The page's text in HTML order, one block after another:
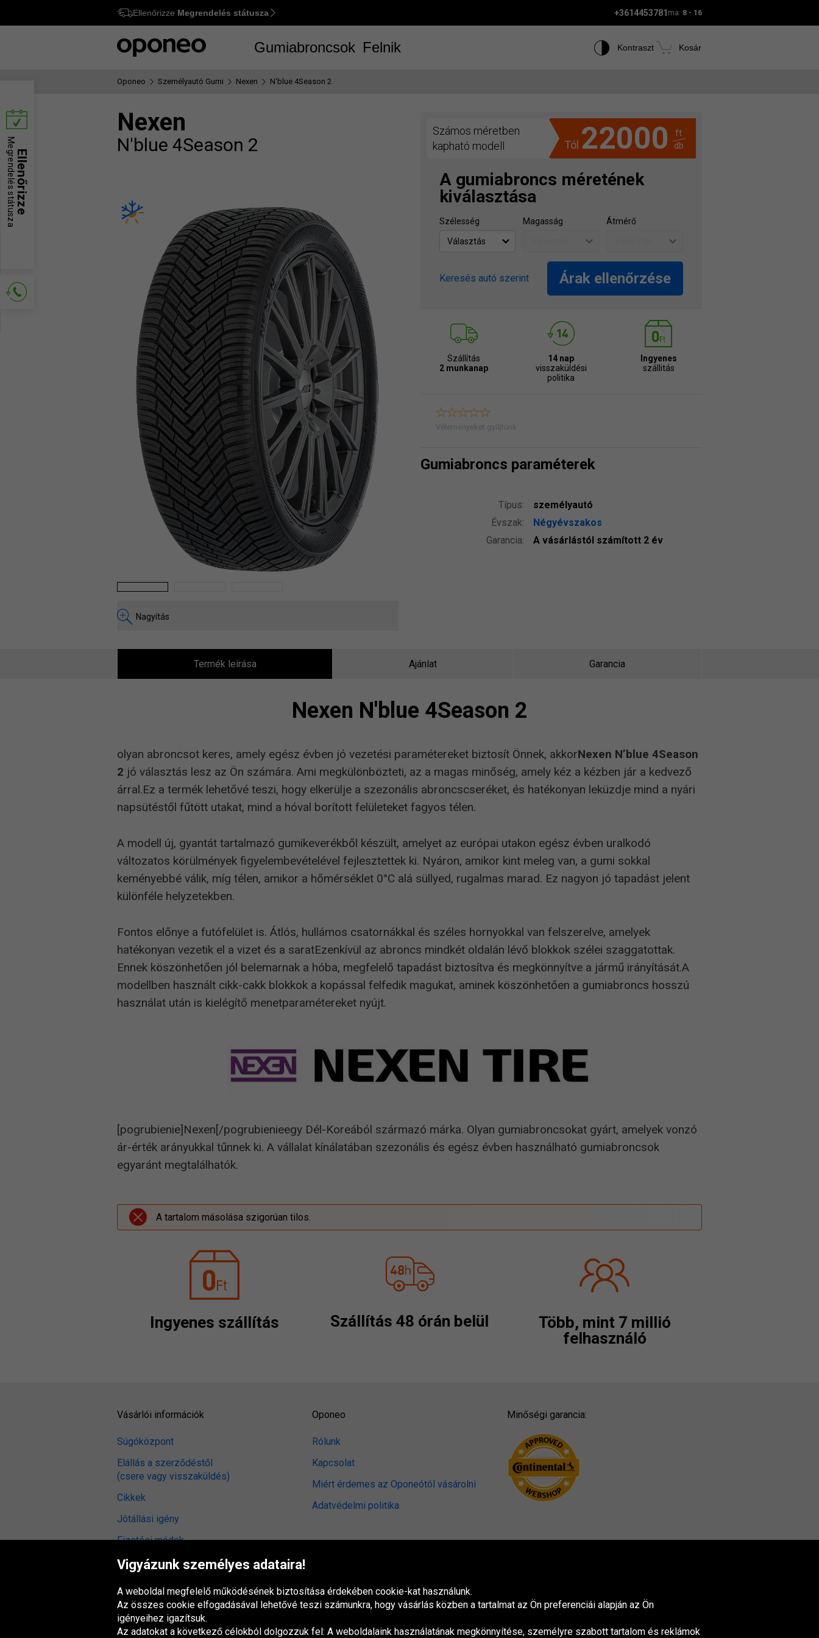
Ctrl M
Ellenőrizze Megrendelés státusza +3614453781 ma: 8 - 16
Gumiabroncsok Felnik Kontraszt Kosár
Oponeo Személyautó Gumi Nexen N'blue 4Season 2
Nexen
N'blue 4Season 2
Nagyítás
Számos méretben
kapható modell
Tól 22000
ft
db
A gumiabroncs méretének
kiválasztása
Szélesség Magasság Átmérő
Keresés autó szerint Árak ellenőrzése
Szállítás
2 munkanap
14 nap
visszaküldési
politika
Ingyenes
szállitás
Véleményeket gyűjtünk
Gumiabroncs paraméterek
Típus:
személyautó
Évszak:
Négyévszakos
Garancia:
A vásárlástól számított 2 év
Termék leírása Ajánlat Garancia
Nexen N'blue 4Season 2
olyan abroncsot keres, amely egész évben jó vezetési paramétereket biztosít Önnek, akkorNexen N’blue 4Season
2 jó választás lesz az Ön számára. Ami megkülönbözteti, az a magas minőség, amely kéz a kézben jár a kedvező
árral.Ez a termék lehetővé teszi, hogy elkerülje a szezonális abroncscseréket, és hatékonyan leküzdje mind a nyári
napsütéstől fűtött utakat, mind a hóval borított felületeket fagyos télen.
A modell új, gyantát tartalmazó gumikeverékből készült, amelyet az európai utakon egész évben uralkodó
változatos körülmények figyelembevételével fejlesztettek ki. Nyáron, amikor kint meleg van, a gumi sokkal
keményebbé válik, míg télen, amikor a hőmérséklet 0°C alá süllyed, rugalmas marad. Ez nagyon jó tapadást jelent
különféle helyzetekben.
Fontos előnye a futófelület is. Átlós, hullámos csatornákkal és széles hornyokkal van felszerelve, amelyek
hatékonyan vezetik el a vizet és a saratEzenkívül az abroncs mindkét oldalán lévő blokkok szélei szaggatottak.
Ennek köszönhetően jól belemarnak a hóba, megfelelő tapadást biztosítva és megkönnyítve a jármű irányítását.A
modellben használt cikk-cakk blokkok a kopással felfedik magukat, aminek köszönhetően a gumiabroncs hosszú
használat után is kielégítő menetparamétereket nyújt.
[pogrubienie]Nexen[/pogrubienieegy Dél-Koreából származó márka. Olyan gumiabroncsokat gyárt, amelyek vonzó
ár-érték arányukkal tűnnek ki. A vállalat kínálatában szezonális és egész évben használható gumiabroncsok
egyaránt megtalálhatók.
A tartalom másolása szigorúan tilos.
Ingyenes szállítás Szállítás 48 órán belül
Több, mint 7 millió
felhasználó
Ellenőrizze
Megrendelés státusza
Vásárlói információk
Súgóközpont
Elállás a szerződéstől
(csere vagy visszaküldés)
Cikkek
Jótállási igény
Fizetési módok
Üzletszabályzat
Digitális hozzáférhetőség
Oponeo
Rólunk
Kapcsolat
Miért érdemes az Oponeótól vásárolni
Adatvédelmi politika
Minőségi garancia:
Vigyázunk személyes adataira!
A weboldal megfelelő működésének biztosítása érdekében cookie-kat használunk.
Az összes cookie elfogadásával lehetővé teszi számunkra, hogy vásárlás közben a tartalmat az Ön preferenciái alapján az Ön
igényeihez igazítsuk.
Az adatokat a következő célokból dolgozzuk fel: A weboldalaink használatának megkönnyítése, személyre szabott tartalom és reklámok